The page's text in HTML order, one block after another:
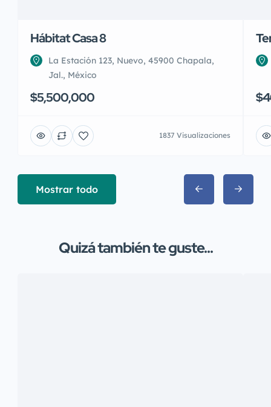
Hábitat Casa 8
La Estación 123, Nuevo, 45900 Chapala,
Jal., México
$5,500,000
1837 Visualizaciones
Mostrar todo
Quizá también te guste...